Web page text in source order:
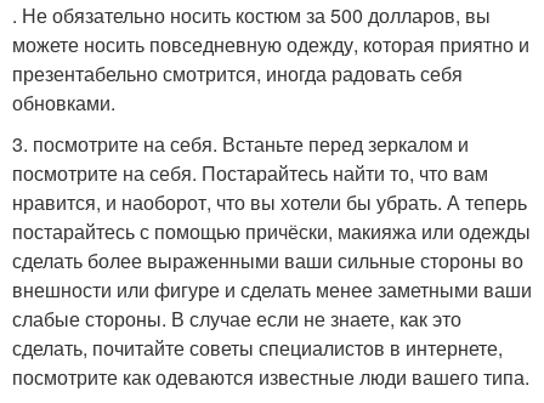
. Не обязательно носить костюм за 500 долларов, вы
можете носить повседневную одежду, которая приятно и
презентабельно смотрится, иногда радовать себя
обновками.
3. посмотрите на себя. Встаньте перед зеркалом и
посмотрите на себя. Постарайтесь найти то, что вам
нравится, и наоборот, что вы хотели бы убрать. А теперь
постарайтесь с помощью причёски, макияжа или одежды
сделать более выраженными ваши сильные стороны во
внешности или фигуре и сделать менее заметными ваши
слабые стороны. В случае если не знаете, как это
сделать, почитайте советы специалистов в интернете,
посмотрите как одеваются известные люди вашего типа.